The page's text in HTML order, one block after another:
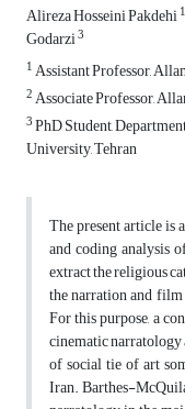
Alireza Hosseini Pakdehi1
Godarzi3
1Assistant Professor,
2Associate Professor,
3PhD Student,
University, Tehran
The present article is
and coding analysis
extract the religious
the narration and
For this purpose, a
cinematic narratology
of social tie of art
Iran. Barthes-